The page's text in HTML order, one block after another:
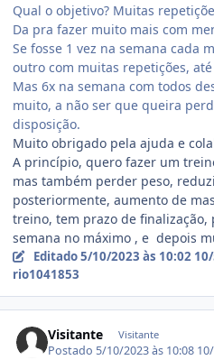
Qual o objetivo? Muitas
Da pra fazer muito mais com
Se fosse 1 vez na semana cada
outro com muitas repetições,
Mas 6x na semana com todos
muito, a não ser que queira
disposição.
Muito obrigado pela ajuda e
A princípio, quero fazer um
mas também perder peso,
posteriormente, aumento de
treino, tem prazo de
semana no máximo , e depois
Editado5/10/2023 às 10:02
rio1041853
Visitante Visitante
Postado 5/10/2023 às 10:08